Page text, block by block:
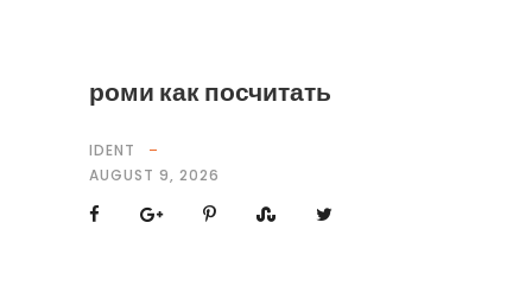
роми как посчитать
IDENT
AUGUST 9, 2026